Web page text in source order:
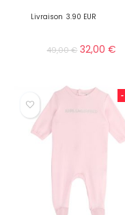
Livraison 3.90 EUR
49,00€ 32,00€
-